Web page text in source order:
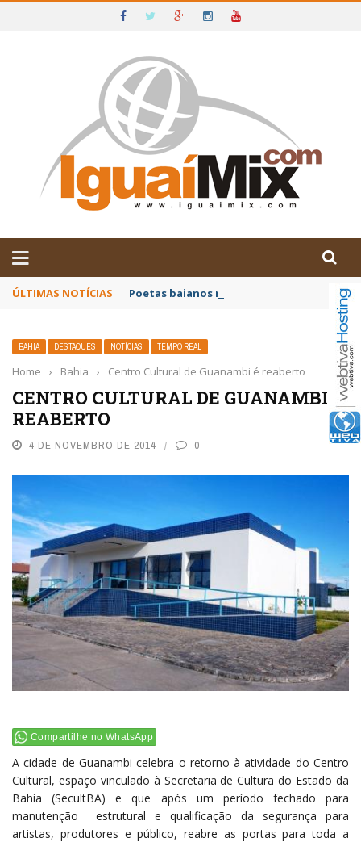
IGUAÍ E SUDOESTE DA BAHIA
ÚLTIMAS NOTÍCIAS Poetas baianos representam o Brasil no
BAHIA DESTAQUES NOTÍCIAS TEMPO REAL
Home › Bahia › Centro Cultural de Guanambi é reaberto
CENTRO CULTURAL DE GUANAMBI É
REABERTO
4 DE NOVEMBRO DE 2014 0
Compartilhe no WhatsApp
A cidade de Guanambi celebra o retorno à atividade do Centro
Cultural, espaço vinculado à Secretaria de Cultura do Estado da
Bahia (SecultBA) e que após um período fechado para
manutenção estrutural e qualificação da segurança para
artistas, produtores e público, reabre as portas para toda a